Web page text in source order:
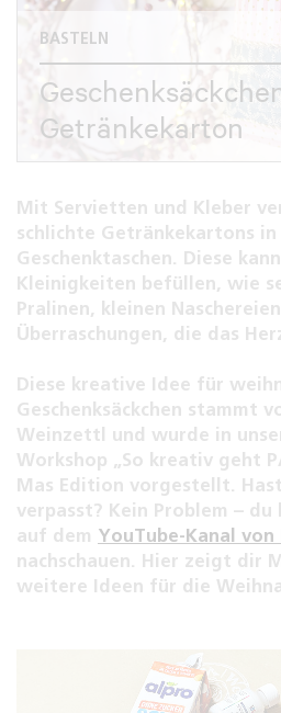
BASTELN
Getränkekarton
Mit Servietten und Kleber
schlichte Getränkekartons in
Geschenktaschen. Diese
Kleinigkeiten befüllen, wie
Pralinen, kleinen
Überraschungen, die das
Diese kreative Idee für
Geschenksäckchen stammt
Weinzettl und wurde in
Workshop „So kreativ geht
Mas Edition vorgestellt.
verpasst? Kein Problem –
auf dem YouTube-Kanal von
nachschauen. Hier zeigt dir
weitere Ideen für die